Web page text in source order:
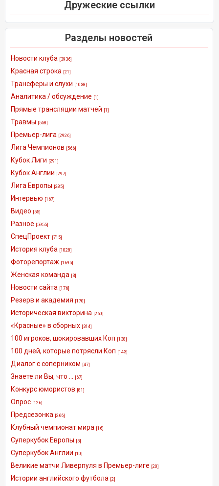
Дружеские ссылки
Разделы новостей
Новости клуба [3936]
Красная строка [21]
Трансферы и слухи [1038]
Аналитика / обсуждение [1]
Прямые трансляции матчей [1]
Травмы [558]
Премьер-лига [2926]
Лига Чемпионов [566]
Кубок Лиги [291]
Кубок Англии [297]
Лига Европы [285]
Интервью [167]
Видео [55]
Разное [5955]
СпецПроект [715]
История клуба [1028]
Фоторепортаж [1695]
Женская команда [3]
Новости сайта [176]
Резерв и академия [170]
Историческая викторина [260]
«Красные» в сборных [314]
100 игроков, шокировавших Коп [138]
100 дней, которые потрясли Коп [143]
Диалог с соперником [47]
Знаете ли Вы, что ... [67]
Конкурс юмористов [81]
Опрос [126]
Предсезонка [266]
Клубный чемпионат мира [16]
Суперкубок Европы [5]
Суперкубок Англии [10]
Великие матчи Ливерпуля в Премьер-лиге [20]
Истории английского футбола [2]